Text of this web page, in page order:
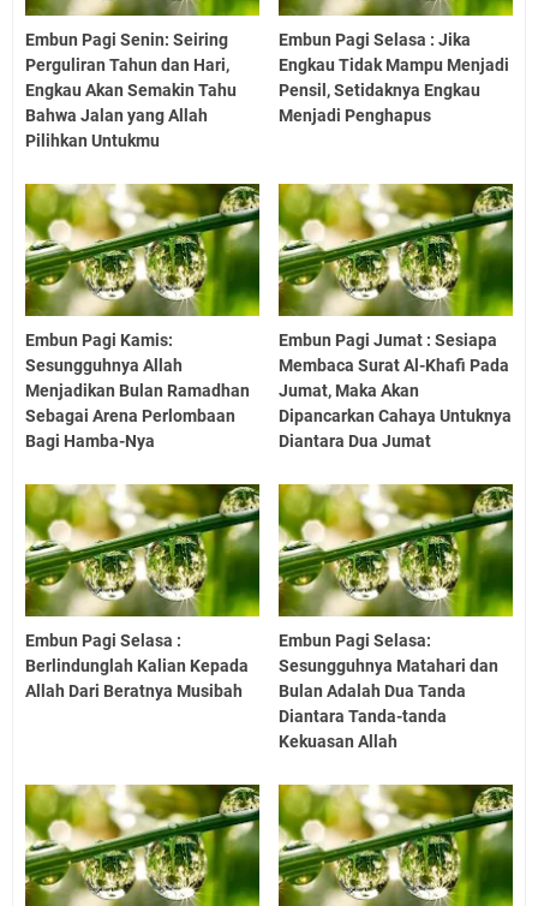
Embun Pagi Senin: Seiring
Perguliran Tahun dan Hari,
Engkau Akan Semakin Tahu
Bahwa Jalan yang Allah
Pilihkan Untukmu
Embun Pagi Selasa : Jika
Engkau Tidak Mampu Menjadi
Pensil, Setidaknya Engkau
Menjadi Penghapus
Embun Pagi Kamis:
Sesungguhnya Allah
Menjadikan Bulan Ramadhan
Sebagai Arena Perlombaan
Bagi Hamba-Nya
Embun Pagi Jumat : Sesiapa
Membaca Surat Al-Khafi Pada
Jumat, Maka Akan
Dipancarkan Cahaya Untuknya
Diantara Dua Jumat
Embun Pagi Selasa :
Berlindunglah Kalian Kepada
Allah Dari Beratnya Musibah
Embun Pagi Selasa:
Sesungguhnya Matahari dan
Bulan Adalah Dua Tanda
Diantara Tanda-tanda
Kekuasan Allah